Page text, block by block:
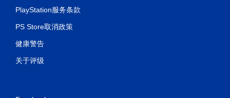
PlayStation服务条款
PS Store取消政策
健康警告
关于评级